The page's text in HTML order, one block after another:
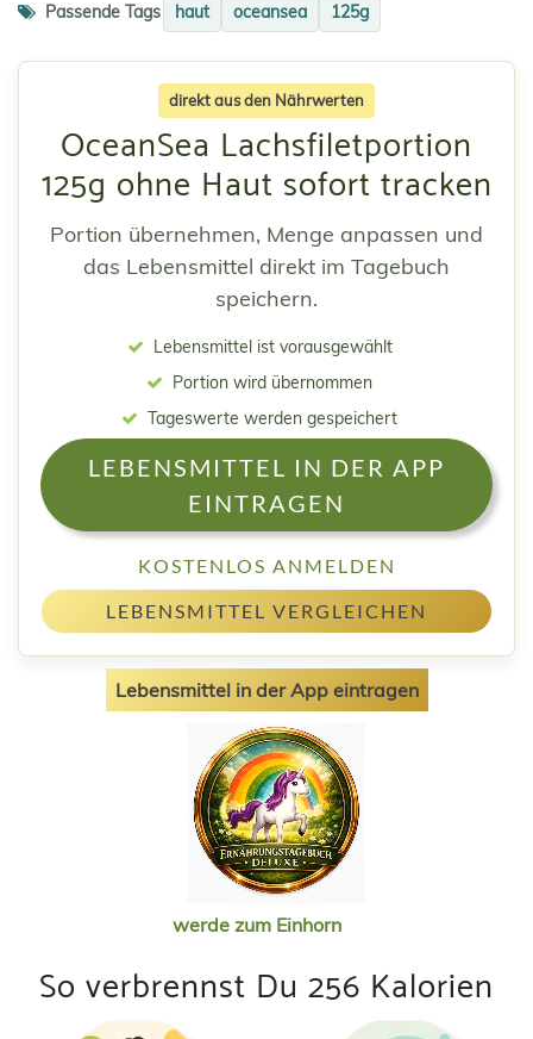
Passende Tags haut oceansea 125g
direkt aus den Nährwerten
OceanSea Lachsfiletportion
125g ohne Haut sofort tracken
Portion übernehmen, Menge anpassen und
das Lebensmittel direkt im Tagebuch
speichern.
Lebensmittel ist vorausgewählt
Portion wird übernommen
Tageswerte werden gespeichert
LEBENSMITTEL IN DER APP
EINTRAGEN
KOSTENLOS ANMELDEN
LEBENSMITTEL VERGLEICHEN
Lebensmittel in der App eintragen
werde zum Einhorn
So verbrennst Du 256 Kalorien